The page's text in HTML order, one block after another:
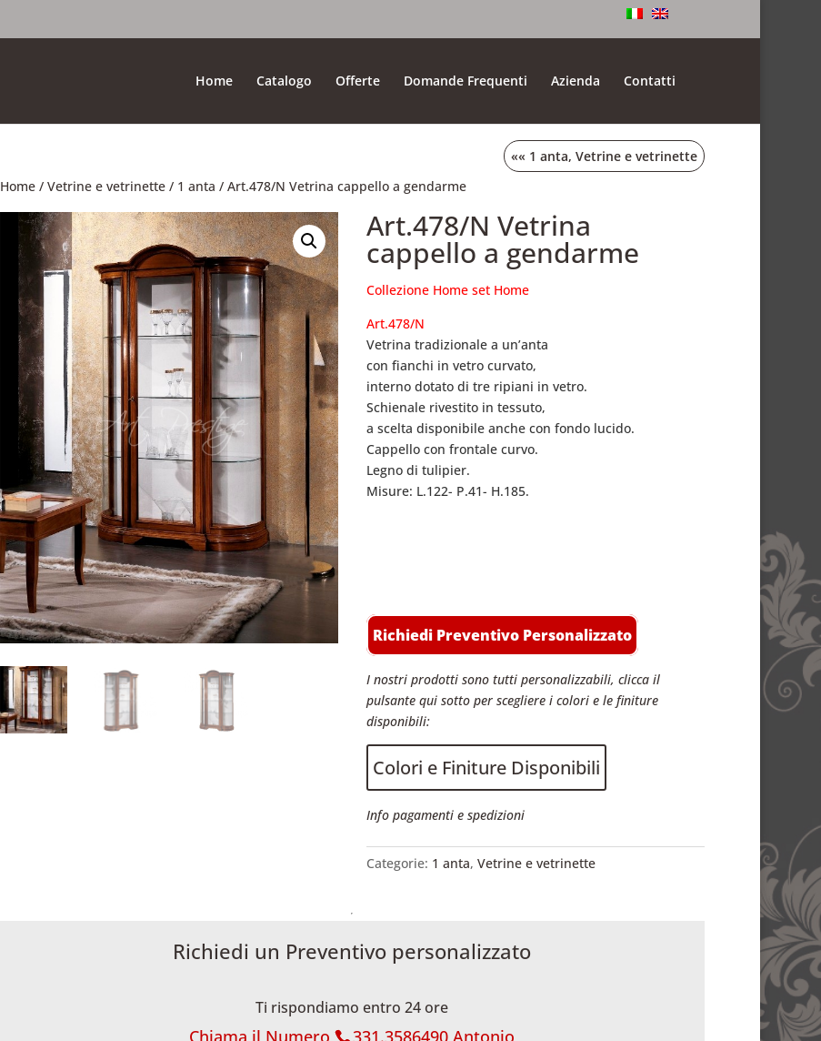
Home Catalogo Offerte Domande Frequenti Azienda Contatti
Home/ Vetrine e vetrinette/ 1 anta / Art.478/N Vetrina cappello a gendarme
«« 1 anta,Vetrine e vetrinette
Art.478/N Vetrina
cappello a gendarme
Collezione Home set Home
Art.478/N
Vetrina tradizionale a un’anta
con fianchi in vetro curvato,
interno dotato di tre ripiani in vetro.
Schienale rivestito in tessuto,
a scelta disponibile anche con fondo lucido.
Cappello con frontale curvo.
Legno di tulipier.
Misure: L.122- P.41- H.185.
Richiedi Preventivo Personalizzato
I nostri prodotti sono tutti personalizzabili, clicca il
pulsante qui sotto per scegliere i colori e le finiture
disponibili:
Colori e Finiture Disponibili
Info pagamenti e spedizioni
Categorie: 1 anta,Vetrine e vetrinette
Richiedi un Preventivo personalizzato
Ti rispondiamo entro 24 ore
Chiama il Numero 331.3586490 Antonio